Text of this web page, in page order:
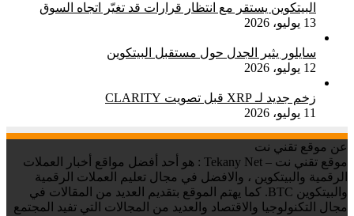
البيتكوين يستقر مع انتظار قرارات قد تغيّر اتجاه السوق
13 يوليو، 2026
سايلور يثير الجدل حول مستقبل البيتكوين
12 يوليو، 2026
زخم جديد لـ XRP قبل تصويت CLARITY
11 يوليو، 2026
عن موقع تقني نت
موقع تقني نت – Tekany Net : هو أحد أفضل مواقع أخبار العملات
الرقمية والبيتكوين ، والافضل في مجال تعليم العملات الرقمية
والبيتكوين BTC. كما يهتم الموقع بتقديم العديد من المقالات في
مجال التكنولوجيا والاقتصاد والعديد من المجالات التي تفيد المجتمع